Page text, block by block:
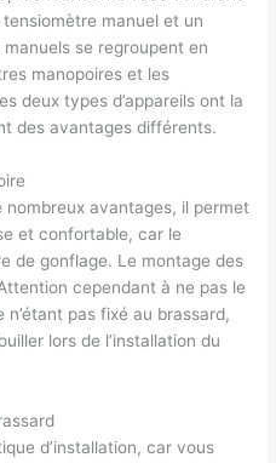
manuel et un
se regroupent en
manopoires et les
deux types d’appareils ont la
des avantages différents.
avantages, il permet
et confortable, car le
de gonflage. Le montage des
cependant à ne pas le
pas fixé au brassard,
lors de l’installation du
d’installation, car vous